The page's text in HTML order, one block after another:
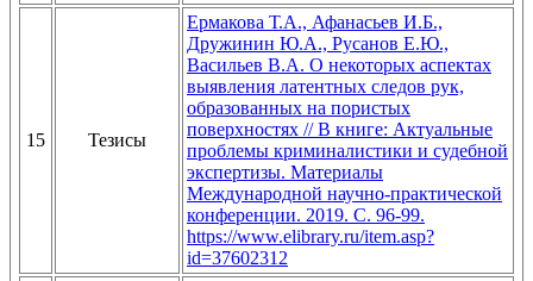
15 Тезисы
Ермакова Т.А., Афанасьев И.Б.,
Дружинин Ю.А., Русанов Е.Ю.,
Васильев В.А. О некоторых аспектах
выявления латентных следов рук,
образованных на пористых
поверхностях // В книге: Актуальные
проблемы криминалистики и судебной
экспертизы. Материалы
Международной научно-практической
конференции. 2019. С. 96-99.
https://www.elibrary.ru/item.asp?
id=37602312